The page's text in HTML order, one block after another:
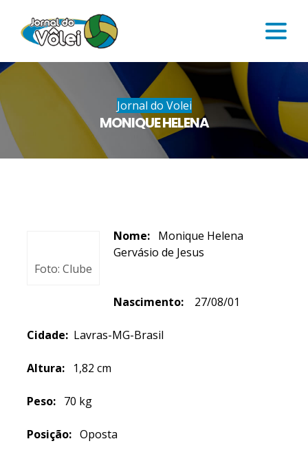
Jornal do Volei
MONIQUE HELENA
Foto: Clube
Nome: Monique Helena
Gervásio de Jesus
Nascimento: 27/08/01
Cidade: Lavras-MG-Brasil
Altura: 1,82 cm
Peso: 70 kg
Posição: Oposta